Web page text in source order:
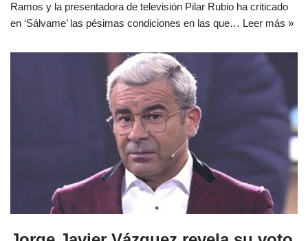
Ramos y la presentadora de televisión Pilar Rubio ha criticado
en ‘Sálvame’ las pésimas condiciones en las que… Leer más »